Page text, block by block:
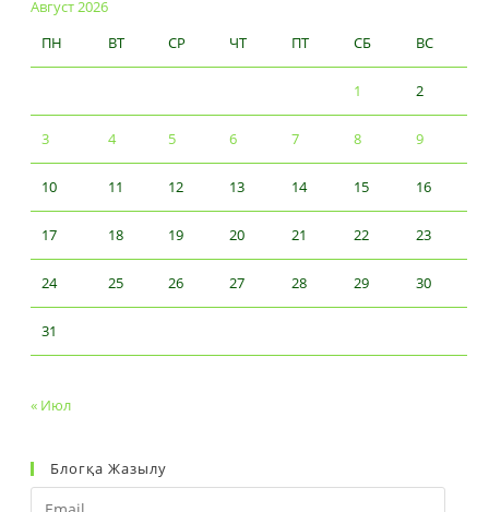
Август 2026
ПН
ВТ СР ЧТ ПТ СБ ВС
1 2
3 4 5 6 7 8 9
10 11 12 13 14 15 16
17 18 19 20 21 22 23
24 25 26 27 28 29 30
31
« Июл
Блогқа Жазылу
Email